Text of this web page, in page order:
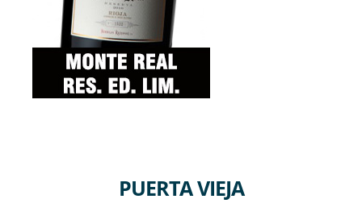
PUERTA VIEJA